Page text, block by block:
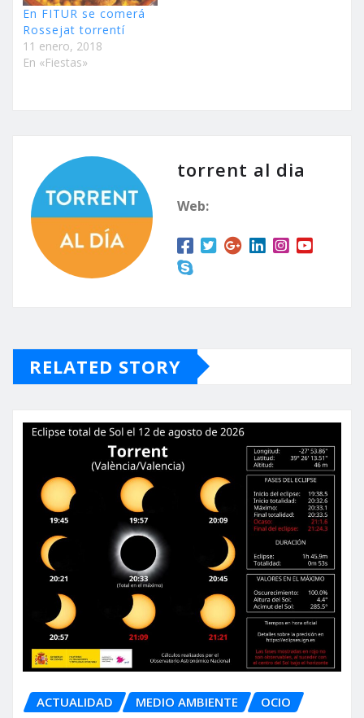
En FITUR se comerá
Rossejat torrentí
11 enero, 2018
En «Fiestas»
torrent al dia
Web:
RELATED STORY
ACTUALIDAD MEDIO AMBIENTE OCIO